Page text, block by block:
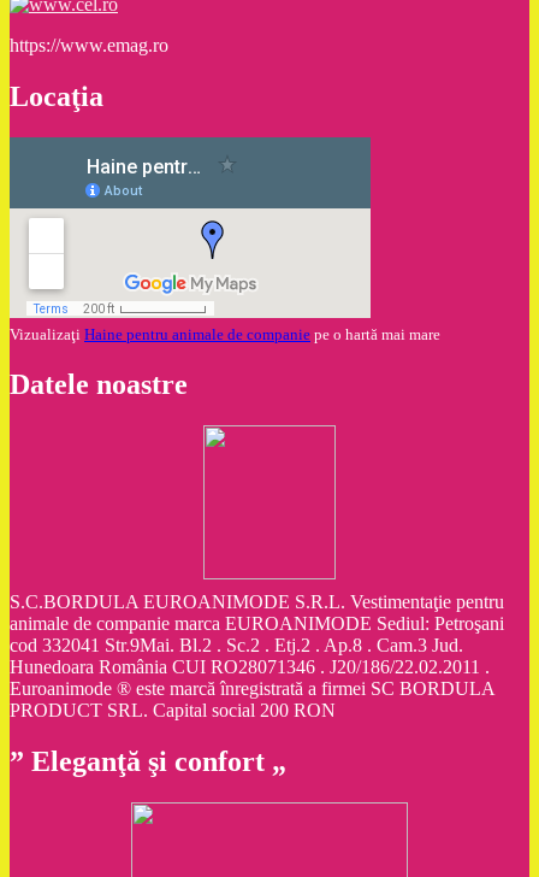
https://www.emag.ro
Locaţia
Vizualizaţi Haine pentru animale de companie pe o hartă mai mare
Datele noastre
S.C.BORDULA EUROANIMODE S.R.L. Vestimentaţie pentru
animale de companie marca EUROANIMODE Sediul: Petroşani
cod 332041 Str.9Mai. Bl.2 . Sc.2 . Etj.2 . Ap.8 . Cam.3 Jud.
Hunedoara România CUI RO28071346 . J20/186/22.02.2011 .
Euroanimode ® este marcă înregistrată a firmei SC BORDULA
PRODUCT SRL. Capital social 200 RON
” Eleganţă şi confort „